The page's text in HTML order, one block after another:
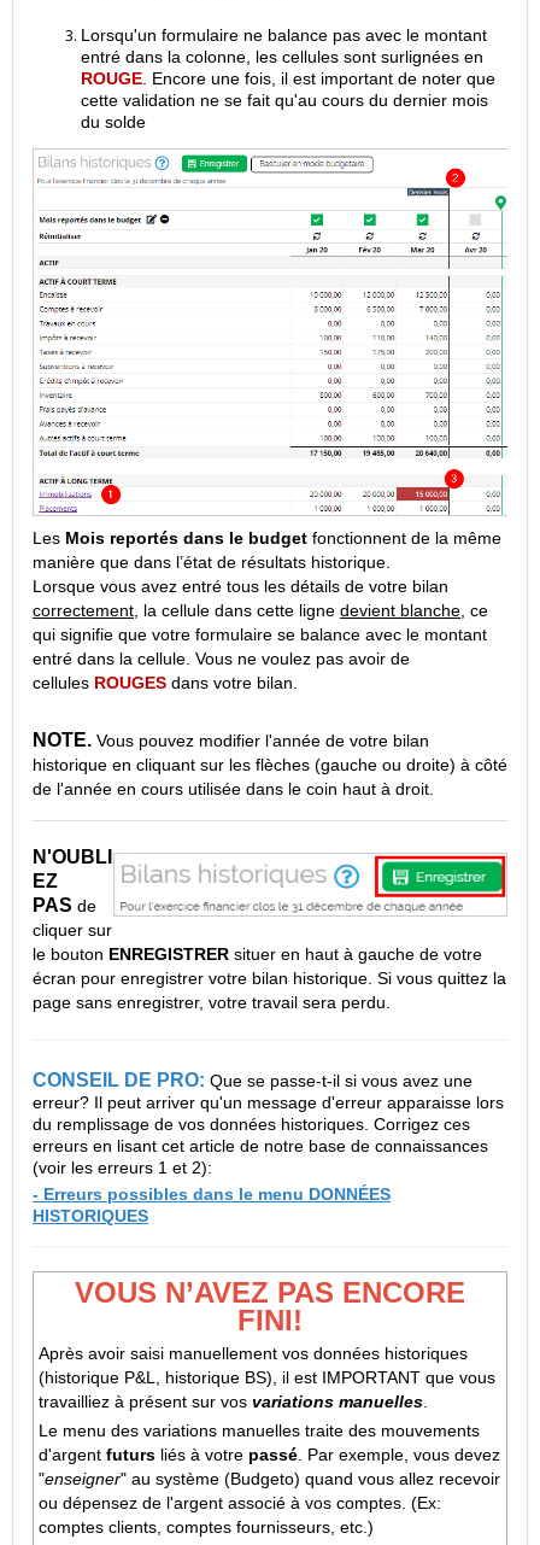
Lorsqu'un formulaire ne balance pas avec le montant
entré dans la colonne, les cellules sont surlignées en
ROUGE . Encore une fois, il est important de noter que
cette validation ne se fait qu'au cours du dernier mois
du solde
Les Mois reportés dans le budget fonctionnent de la même
manière que dans l’état de résultats historique.
Lorsque vous avez entré tous les détails de votre bilan
correctement , la cellule dans cette ligne devient blanche , ce
qui signifie que votre formulaire se balance avec le montant
entré dans la cellule. Vous ne voulez pas avoir de
cellules ROUGES dans votre bilan.
NOTE. Vous pouvez modifier l'année de votre bilan
historique en cliquant sur les flèches (gauche ou droite) à côté
de l'année en cours utilisée dans le coin haut à droit.
N'OUBLI
EZ
PAS de
cliquer sur
le bouton ENREGISTRER situer en haut à gauche de votre
écran pour enregistrer votre bilan historique. Si vous quittez la
page sans enregistrer, votre travail sera perdu.
CONSEIL DE PRO: Que se passe-t-il si vous avez une
erreur? Il peut arriver qu'un message d'erreur apparaisse lors
du remplissage de vos données historiques. Corrigez ces
erreurs en lisant cet article de notre base de connaissances
(voir les erreurs 1 et 2):
- Erreurs possibles dans le menu DONNÉES
HISTORIQUES
VOUS N’AVEZ PAS ENCORE
FINI!
Après avoir saisi manuellement vos données historiques
(historique P&L, historique BS), il est IMPORTANT que vous
travailliez à présent sur vos variations manuelles
Le menu des variations manuelles traite des mouvements
d'argent futurs liés à votre passé . Par exemple, vous devez
"enseigner" au système (Budgeto) quand vous allez recevoir
ou dépensez de l'argent associé à vos comptes. (Ex:
comptes clients, comptes fournisseurs, etc.)